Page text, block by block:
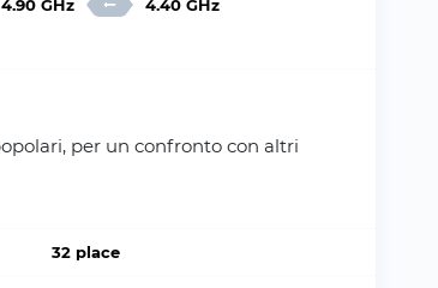
4.90 GHz 4.40 GHz
per un confronto con altri
32 place